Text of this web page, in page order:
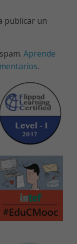
publicar un
Aprende
.